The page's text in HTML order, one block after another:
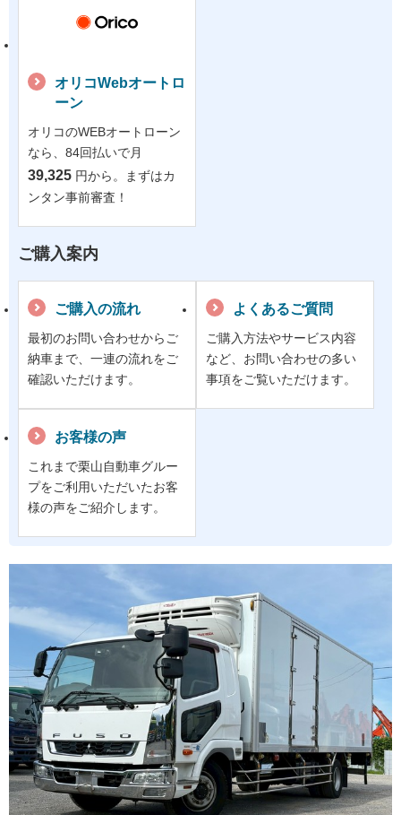
オリコWebオートロ
ーン
オリコのWEBオートローン
なら、84回払いで月
39,325 円から。まずはカ
ンタン事前審査！
ご購入案内
ご購入の流れ
最初のお問い合わせからご
納車まで、一連の流れをご
確認いただけます。
よくあるご質問
ご購入方法やサービス内容
など、お問い合わせの多い
事項をご覧いただけます。
お客様の声
これまで栗山自動車グルー
プをご利用いただいたお客
様の声をご紹介します。